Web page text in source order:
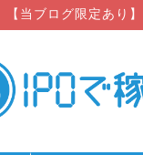
【当ブログ限定あり